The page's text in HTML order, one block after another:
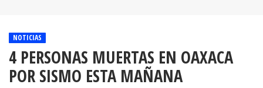
NOTICIAS
4 PERSONAS MUERTAS EN OAXACA
POR SISMO ESTA MAÑANA